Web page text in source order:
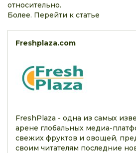
относительно.
Более. Перейти к статье
Freshplaza.com
FreshPlaza - одна из самых
арене глобальных медиа-
свежих фруктов и овощей,
своим читателям последние